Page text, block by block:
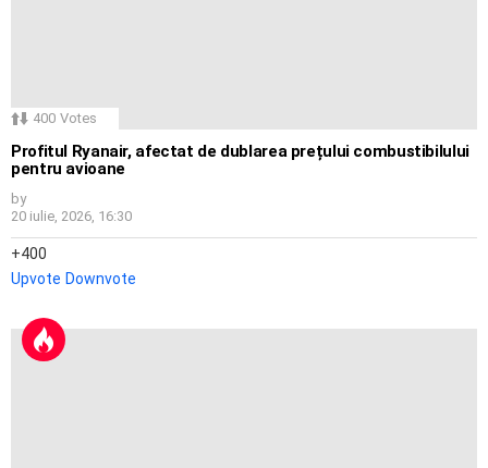
400 Votes
Profitul Ryanair, afectat de dublarea prețului combustibilului
pentru avioane
by
20 iulie, 2026, 16:30
400
Upvote Downvote